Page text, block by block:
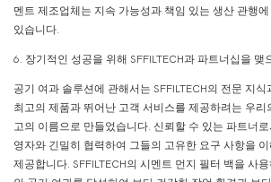
멘트 제조업체는 지속 가능성과 책임 있는 생산 관행
있습니다.
6. 장기적인 성공을 위해 SFFILTECH과 파트너십을 맺
공기 여과 솔루션에 관해서는 SFFILTECH의 전문 지
최고의 제품과 뛰어난 고객 서비스를 제공하려는 우리
고의 이름으로 만들었습니다. 신뢰할 수 있는 파트너
영자와 긴밀히 협력하여 그들의 고유한 요구 사항을
제공합니다. SFFILTECH의 시멘트 먼지 필터 백을 사